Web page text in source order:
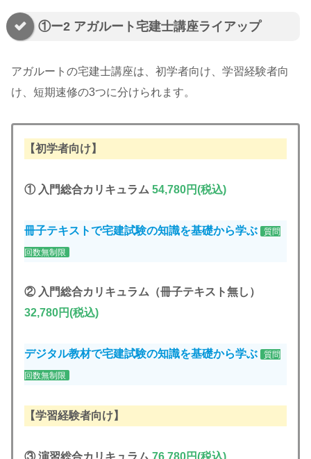
①ー2 アガルート宅建士講座ライアップ
アガルートの宅建士講座は、初学者向け、学習経験者向
け、短期速修の3つに分けられます。
【初学者向け】
① 入門総合カリキュラム 54,780円(税込)
冊子テキストで宅建試験の知識を基礎から学ぶ 質問
回数無制限
② 入門総合カリキュラム（冊子テキスト無し）
32,780円(税込)
デジタル教材で宅建試験の知識を基礎から学ぶ 質問
回数無制限
【学習経験者向け】
③ 演習総合カリキュラム 76,780円(税込)